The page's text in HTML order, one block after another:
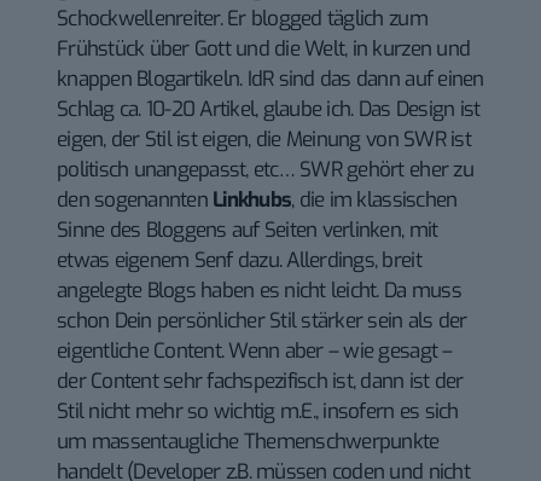
Schockwellenreiter. Er blogged täglich zum
Frühstück über Gott und die Welt, in kurzen und
knappen Blogartikeln. IdR sind das dann auf einen
Schlag ca. 10-20 Artikel, glaube ich. Das Design ist
eigen, der Stil ist eigen, die Meinung von SWR ist
politisch unangepasst, etc… SWR gehört eher zu
den sogenannten Linkhubs, die im klassischen
Sinne des Bloggens auf Seiten verlinken, mit
etwas eigenem Senf dazu. Allerdings, breit
angelegte Blogs haben es nicht leicht. Da muss
schon Dein persönlicher Stil stärker sein als der
eigentliche Content. Wenn aber – wie gesagt –
der Content sehr fachspezifisch ist, dann ist der
Stil nicht mehr so wichtig m.E., insofern es sich
um massentaugliche Themenschwerpunkte
handelt (Developer z.B. müssen coden und nicht